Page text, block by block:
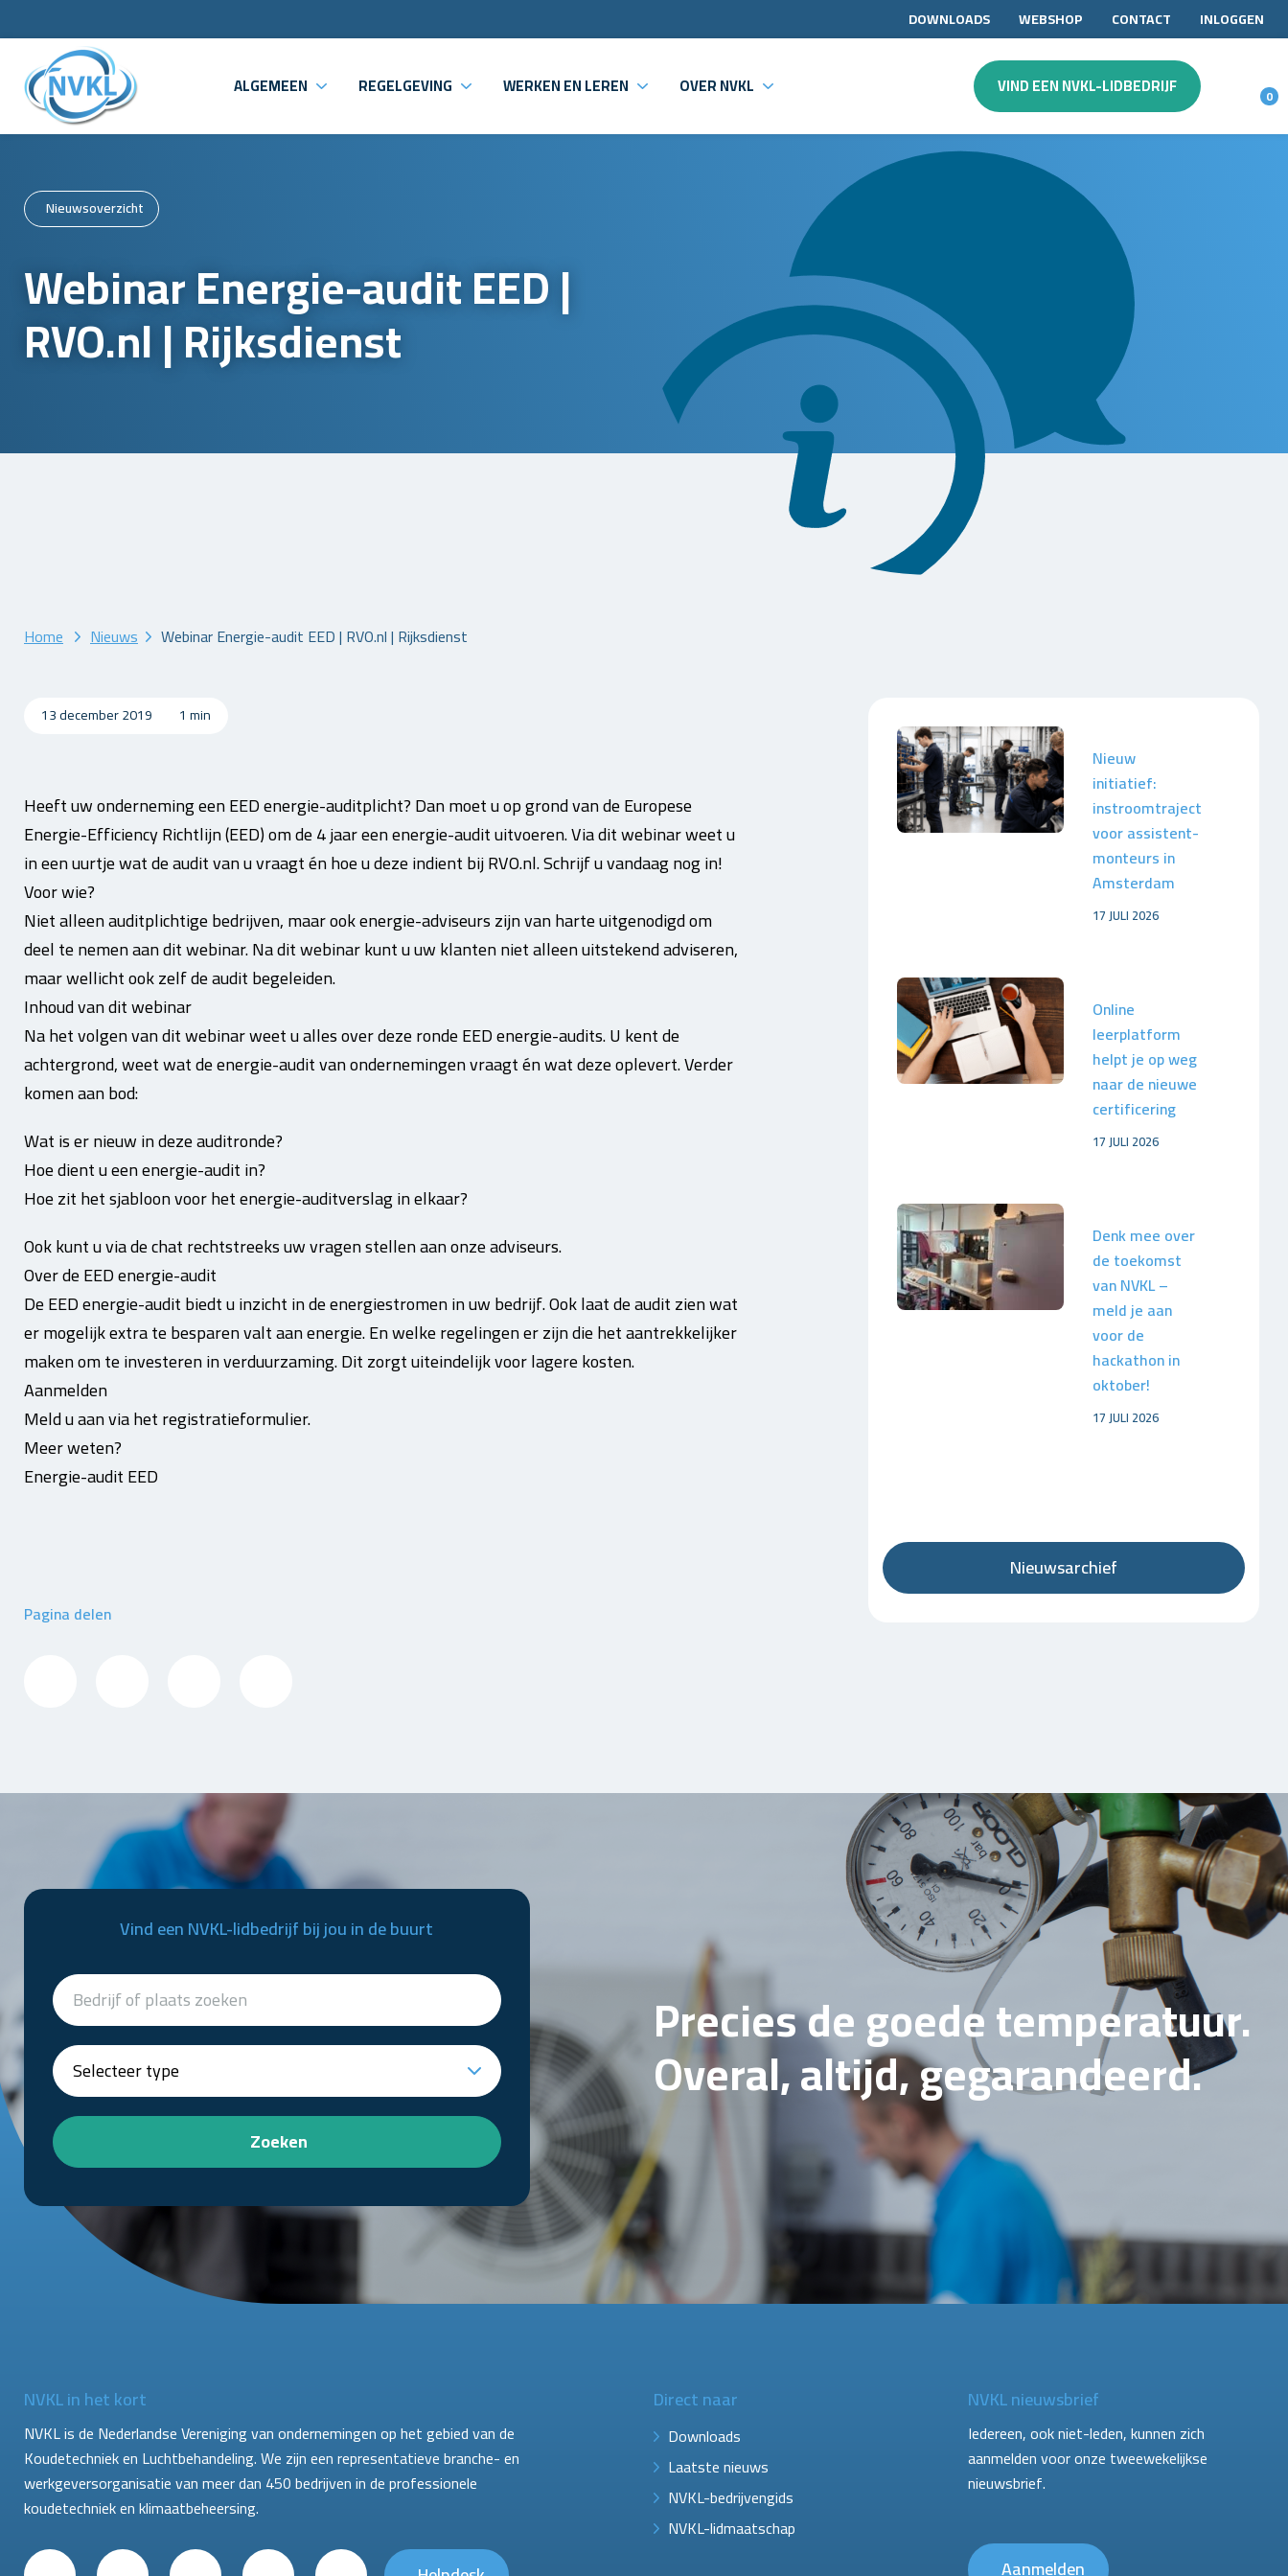
DOWNLOADS WEBSHOP CONTACT INLOGGEN
ALGEMEEN REGELGEVING WERKEN EN LEREN OVER NVKL VIND EEN NVKL-LIDBEDRIJF 0
Nieuwsoverzicht
Webinar Energie-audit EED |
RVO.nl | Rijksdienst
Home Nieuws Webinar Energie-audit EED | RVO.nl | Rijksdienst
13 december 2019 1 min
Heeft uw onderneming een EED energie-auditplicht? Dan moet u op grond van de Europese
Energie-Efficiency Richtlijn (EED) om de 4 jaar een energie-audit uitvoeren. Via dit webinar weet u
in een uurtje wat de audit van u vraagt én hoe u deze indient bij RVO.nl. Schrijf u vandaag nog in!
Voor wie?
Niet alleen auditplichtige bedrijven, maar ook energie-adviseurs zijn van harte uitgenodigd om
deel te nemen aan dit webinar. Na dit webinar kunt u uw klanten niet alleen uitstekend adviseren,
maar wellicht ook zelf de audit begeleiden.
Inhoud van dit webinar
Na het volgen van dit webinar weet u alles over deze ronde EED energie-audits. U kent de
achtergrond, weet wat de energie-audit van ondernemingen vraagt én wat deze oplevert. Verder
komen aan bod:
Wat is er nieuw in deze auditronde?
Hoe dient u een energie-audit in?
Hoe zit het sjabloon voor het energie-auditverslag in elkaar?
Ook kunt u via de chat rechtstreeks uw vragen stellen aan onze adviseurs.
Over de EED energie-audit
De EED energie-audit biedt u inzicht in de energiestromen in uw bedrijf. Ook laat de audit zien wat
er mogelijk extra te besparen valt aan energie. En welke regelingen er zijn die het aantrekkelijker
maken om te investeren in verduurzaming. Dit zorgt uiteindelijk voor lagere kosten.
Aanmelden
Meld u aan via het registratieformulier.
Meer weten?
Energie-audit EED
Pagina delen
Nieuw
initiatief:
instroomtraject
voor assistent-
monteurs in
Amsterdam
17 JULI 2026
Online
leerplatform
helpt je op weg
naar de nieuwe
certificering
17 JULI 2026
Denk mee over
de toekomst
van NVKL –
meld je aan
voor de
hackathon in
oktober!
17 JULI 2026
Nieuwsarchief
Vind een NVKL-lidbedrijf bij jou in de buurt
Zoeken
Precies de goede temperatuur.
Overal, altijd, gegarandeerd.
NVKL in het kort
NVKL is de Nederlandse Vereniging van ondernemingen op het gebied van de
Koudetechniek en Luchtbehandeling. We zijn een representatieve branche- en
werkgeversorganisatie van meer dan 450 bedrijven in de professionele
koudetechniek en klimaatbeheersing.
Direct naar
Downloads
Laatste nieuws
NVKL-bedrijvengids
NVKL-lidmaatschap
NVKL nieuwsbrief
Iedereen, ook niet-leden, kunnen zich
aanmelden voor onze tweewekelijkse
nieuwsbrief.
Aanmelden